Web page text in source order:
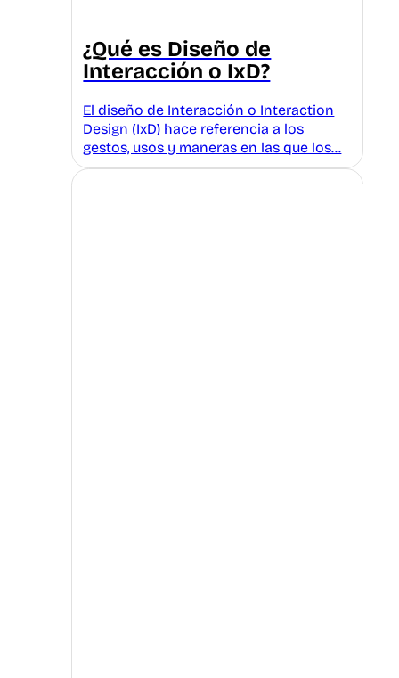
¿Qué es Diseño de
Interacción o IxD?
El diseño de Interacción o Interaction
Design (IxD) hace referencia a los
gestos, usos y maneras en las que los…